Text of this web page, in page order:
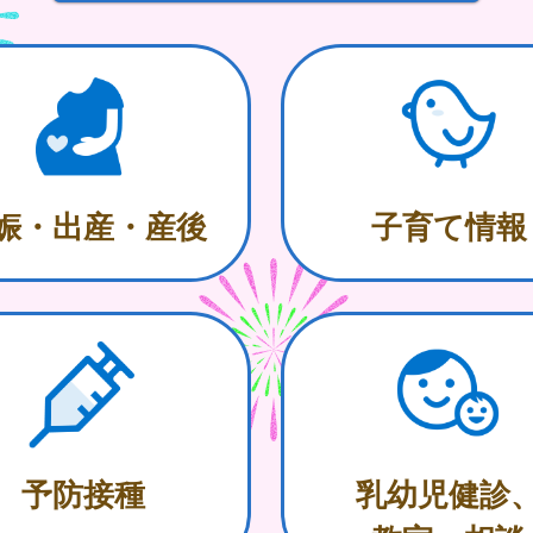
・出産・産後 子育て情報
予防接種
乳幼児健診